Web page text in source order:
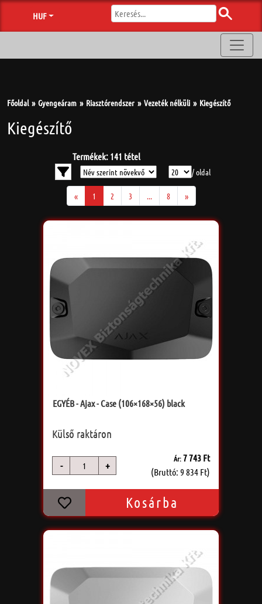
HUF
Főoldal Gyengeáram Riasztórendszer Vezeték nélküli Kiegészítő
Kiegészítő
Termékek: 141 tétel
/ oldal
« 1 2 3 ... 8 »
EGYÉB - Ajax - Case (106×168×56) black
Külső raktáron
- +
Ár:7 743 Ft
(Bruttó: 9 834 Ft)
Kosárba